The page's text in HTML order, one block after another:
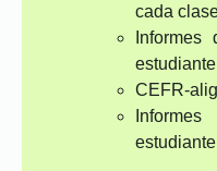
cada
Informes
estudiante
CEFR-
estudiante